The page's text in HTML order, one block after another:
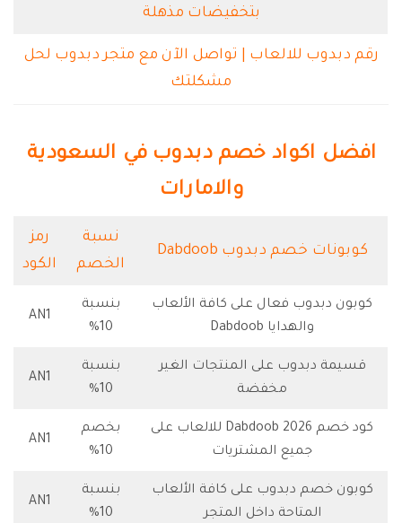
بتخفيضات مذهلة
رقم دبدوب للالعاب | تواصل الآن مع متجر دبدوب لحل
مشكلتك
افضل اكواد خصم دبدوب في السعودية
والامارات
كوبونات خصم دبدوب Dabdoob
نسبة
الخصم
رمز
الكود
كوبون دبدوب فعال على كافة الألعاب
والهدايا Dabdoob
بنسبة
10%
AN1
قسيمة دبدوب على المنتجات الغير
مخفضة
بنسبة
10%
AN1
كود خصم Dabdoob 2026 للالعاب على
جميع المشتريات
بخصم
10%
AN1
كوبون خصم دبدوب على كافة الألعاب
المتاحة داخل المتجر
بنسبة
10%
AN1